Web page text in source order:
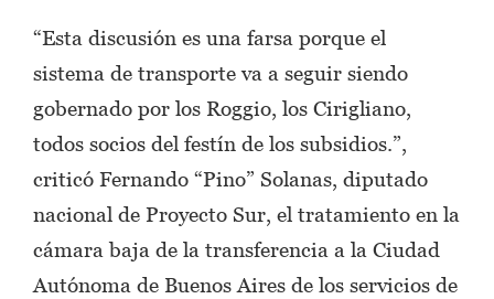
“Esta discusión es una farsa porque el
sistema de transporte va a seguir siendo
gobernado por los Roggio, los Cirigliano,
todos socios del festín de los subsidios.”,
criticó Fernando “Pino” Solanas, diputado
nacional de Proyecto Sur, el tratamiento en la
cámara baja de la transferencia a la Ciudad
Autónoma de Buenos Aires de los servicios de